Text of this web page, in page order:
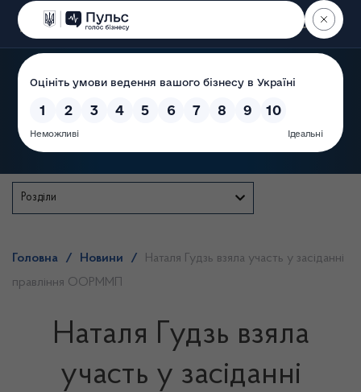
Пошук
Розділи
Головна / Новини /
Наталя Гудзь взяла участь у засіданні
правління ООРММП
Наталя Гудзь взяла
участь у засіданні